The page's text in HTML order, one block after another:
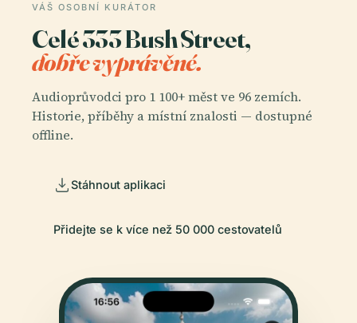
VÁŠ OSOBNÍ KURÁTOR
Celé 333 Bush Street,
dobře vyprávěné.
Audioprůvodci pro 1 100+ měst ve 96 zemích.
Historie, příběhy a místní znalosti — dostupné
offline.
Stáhnout aplikaci
Přidejte se k více než 50 000 cestovatelů